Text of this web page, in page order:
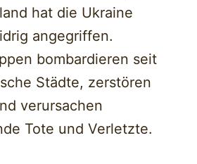
hat die Ukraine
angegriffen.
bombardieren seit
Städte, zerstören
verursachen
Tote und Verletzte.